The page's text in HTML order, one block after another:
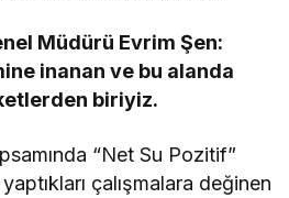
Müdürü Evrim Şen:
inanan ve bu alanda
biriyiz.
“Net Su Pozitif”
çalışmalara değinen